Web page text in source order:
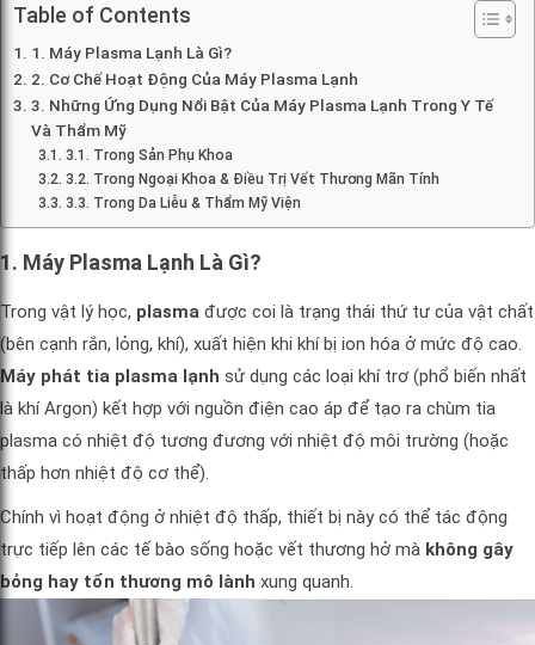
Table of Contents
1. Máy Plasma Lạnh Là Gì?
2. Cơ Chế Hoạt Động Của Máy Plasma Lạnh
3. Những Ứng Dụng Nổi Bật Của Máy Plasma Lạnh Trong Y Tế
Và Thẩm Mỹ
3.1. Trong Sản Phụ Khoa
3.2. Trong Ngoại Khoa & Điều Trị Vết Thương Mãn Tính
3.3. Trong Da Liễu & Thẩm Mỹ Viện
1. Máy Plasma Lạnh Là Gì?
Trong vật lý học, plasma được coi là trạng thái thứ tư của vật chất
(bên cạnh rắn, lỏng, khí), xuất hiện khi khí bị ion hóa ở mức độ cao.
Máy phát tia plasma lạnh sử dụng các loại khí trơ (phổ biến nhất
là khí Argon) kết hợp với nguồn điện cao áp để tạo ra chùm tia
plasma có nhiệt độ tương đương với nhiệt độ môi trường (hoặc
thấp hơn nhiệt độ cơ thể).
Chính vì hoạt động ở nhiệt độ thấp, thiết bị này có thể tác động
trực tiếp lên các tế bào sống hoặc vết thương hở mà không gây
bỏng hay tổn thương mô lành xung quanh.